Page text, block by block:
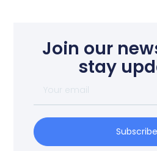
Join our
stay
Subscribe